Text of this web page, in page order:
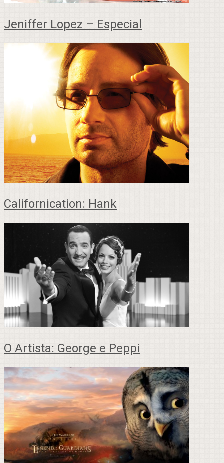
Jeniffer Lopez – Especial
Californication: Hank
O Artista: George e Peppi